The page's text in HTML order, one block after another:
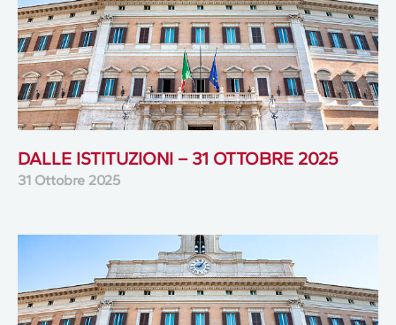
DALLE ISTITUZIONI – 31 OTTOBRE 2025
31 Ottobre 2025